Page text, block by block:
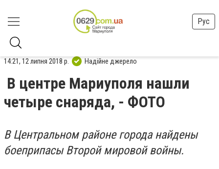
Рус
14:21, 12 липня 2018 р. Надійне джерело
В центре Мариуполя нашли
четыре снаряда, - ФОТО
В Центральном районе города найдены
боеприпасы Второй мировой войны.